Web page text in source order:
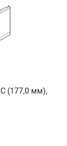
(177,0 мм),